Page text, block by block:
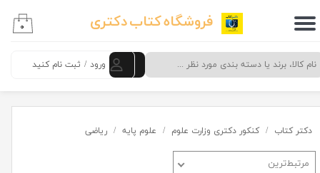
فروشگاه کتاب دکتری
ورود / ثبت نام کنید
حساب کاربری من
تغییر گذر واژه
خروج از حساب کاربری
۰
دکتر کتاب کنکور دکتری وزارت علوم علوم پایه ریاضی
مرتبط‌ترین